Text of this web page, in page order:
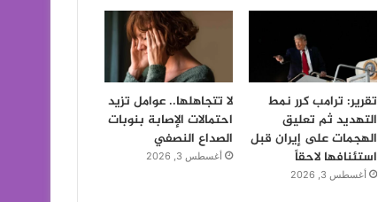
تقرير: ترامب كرر نمط
التهديد ثم تعليق
الهجمات على إيران قبل
استئنافها لاحقاً
أغسطس 3, 2026
لا تتجاهلها.. عوامل تزيد
احتمالات الإصابة بنوبات
الصداع النصفي
أغسطس 3, 2026